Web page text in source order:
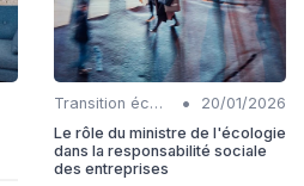
Transition écologique •
20/01/2026
Le rôle du ministre de l'écologie
dans la responsabilité sociale
des entreprises